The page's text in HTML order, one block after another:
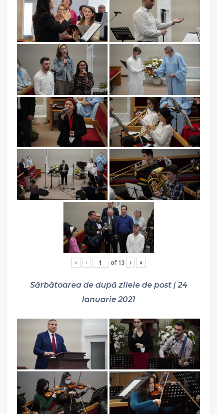
« ‹ of 13 › »
Sărbătoarea de după zilele de post | 24
Ianuarie 2021